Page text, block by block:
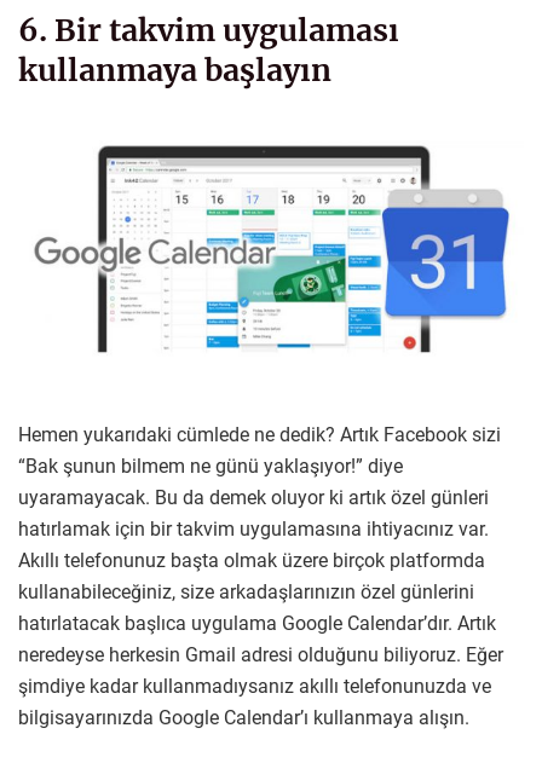
6. Bir takvim uygulaması
kullanmaya başlayın
Hemen yukarıdaki cümlede ne dedik? Artık Facebook sizi
“Bak şunun bilmem ne günü yaklaşıyor!” diye
uyaramayacak. Bu da demek oluyor ki artık özel günleri
hatırlamak için bir takvim uygulamasına ihtiyacınız var.
Akıllı telefonunuz başta olmak üzere birçok platformda
kullanabileceğiniz, size arkadaşlarınızın özel günlerini
hatırlatacak başlıca uygulama Google Calendar’dır. Artık
neredeyse herkesin Gmail adresi olduğunu biliyoruz. Eğer
şimdiye kadar kullanmadıysanız akıllı telefonunuzda ve
bilgisayarınızda Google Calendar’ı kullanmaya alışın.